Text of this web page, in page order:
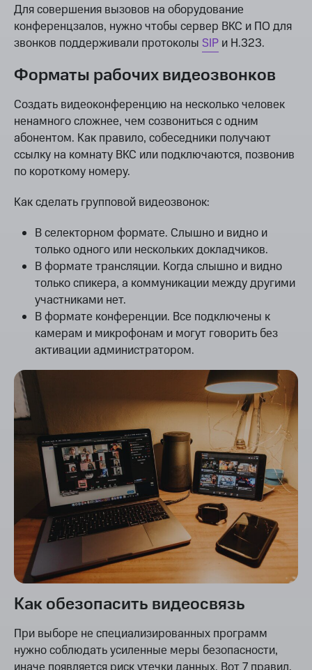
Для совершения вызовов на оборудование
конференцзалов, нужно чтобы сервер ВКС и ПО для
звонков поддерживали протоколы SIP и H.323.
Форматы рабочих видеозвонков
Создать видеоконференцию на несколько человек
ненамного сложнее, чем созвониться с одним
абонентом. Как правило, собеседники получают
ссылку на комнату ВКС или подключаются, позвонив
по короткому номеру.
Как сделать групповой видеозвонок:
В селекторном формате. Слышно и видно и
только одного или нескольких докладчиков.
В формате трансляции. Когда слышно и видно
только спикера, а коммуникации между другими
участниками нет.
В формате конференции. Все подключены к
камерам и микрофонам и могут говорить без
активации администратором.
Как обезопасить видеосвязь
При выборе не специализированных программ
нужно соблюдать усиленные меры безопасности,